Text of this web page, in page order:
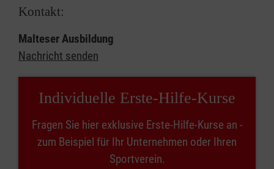
Kontakt:
Malteser Ausbildung
Nachricht senden
Individuelle Erste-Hilfe-Kurse
Fragen Sie hier exklusive Erste-Hilfe-Kurse an -
zum Beispiel für Ihr Unternehmen oder Ihren
Sportverein.